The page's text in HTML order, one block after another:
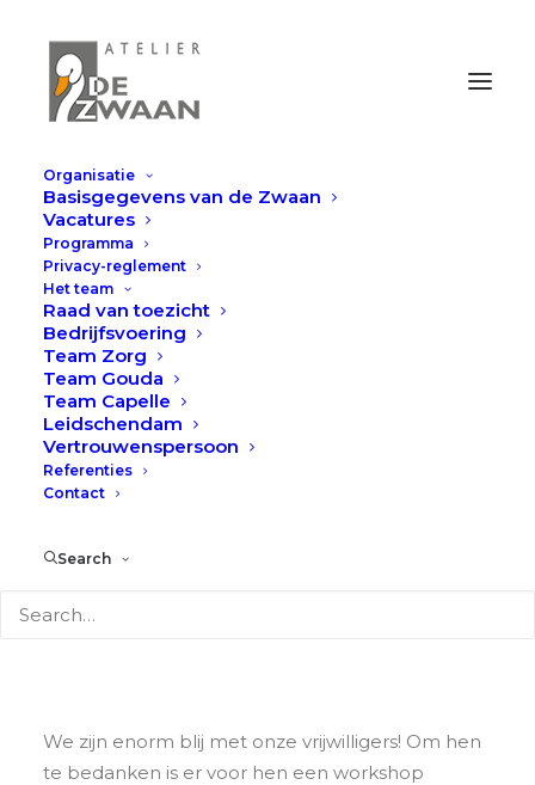
Organisatie
Basisgegevens van de Zwaan
Vacatures
Programma
Privacy-reglement
Het team
Raad van toezicht
Bedrijfsvoering
Team Zorg
Team Gouda
Team Capelle
Leidschendam
Vertrouwenspersoon
Referenties
Contact
Search
Wat zou De Zwaan zijn
zonder vrijwilligers?
JANUARI 22, 2026 | INNIEUWS UIT GOUDA
We zijn enorm blij met onze vrijwilligers! Om hen
te bedanken is er voor hen een workshop